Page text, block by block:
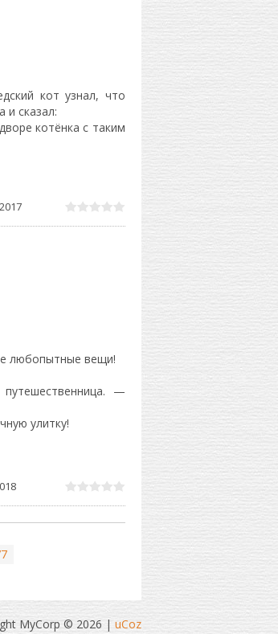
кот узнал, что
и сказал:
котёнка с таким
любопытные вещи!
—
улитку!
MyCorp © 2026 | uCoz